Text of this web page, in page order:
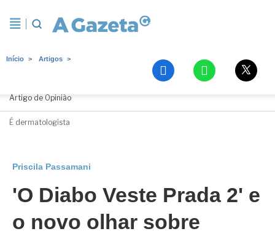
Início Artigos
Priscila Passamani
Artigo de Opinião
É dermatologista
Priscila Passamani
'O Diabo Veste Prada 2' e
o novo olhar sobre